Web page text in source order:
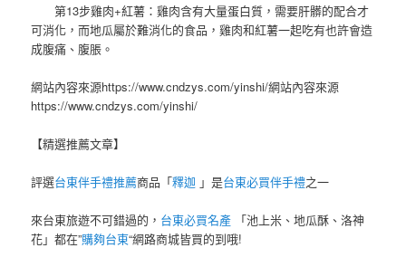
第13步雞肉+紅薯：雞肉含有大量蛋白質，需要肝髒的配合才
可消化，而地瓜屬於難消化的食品，雞肉和紅薯一起吃有也許會造
成腹痛、腹脹。
網站內容來源https://www.cndzys.com/yinshi/網站內容來源
https://www.cndzys.com/yinshi/
【精選推薦文章】
評選台東伴手禮推薦商品「釋迦 」是台東必買伴手禮之一
來台東旅遊不可錯過的， 台東必買名產 「池上米、地瓜酥、洛神
花」都在”購夠台東“網路商城皆買的到哦!